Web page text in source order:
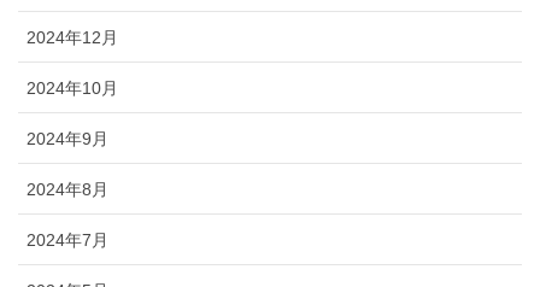
2024年12月
2024年10月
2024年9月
2024年8月
2024年7月